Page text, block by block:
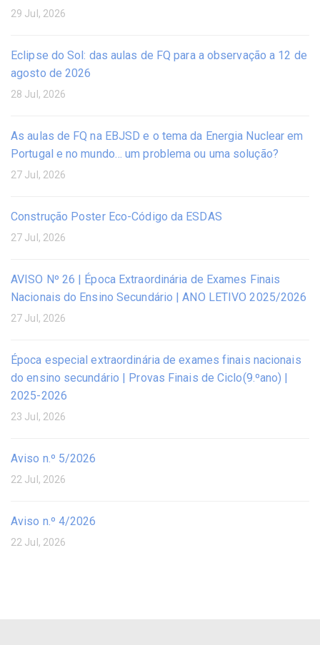
29 Jul, 2026
Eclipse do Sol: das aulas de FQ para a observação a 12 de
agosto de 2026
28 Jul, 2026
As aulas de FQ na EBJSD e o tema da Energia Nuclear em
Portugal e no mundo… um problema ou uma solução?
27 Jul, 2026
Construção Poster Eco-Código da ESDAS
27 Jul, 2026
AVISO Nº 26 | Época Extraordinária de Exames Finais
Nacionais do Ensino Secundário | ANO LETIVO 2025/2026
27 Jul, 2026
Época especial extraordinária de exames finais nacionais
do ensino secundário | Provas Finais de Ciclo(9.ºano) |
2025-2026
23 Jul, 2026
Aviso n.º 5/2026
22 Jul, 2026
Aviso n.º 4/2026
22 Jul, 2026